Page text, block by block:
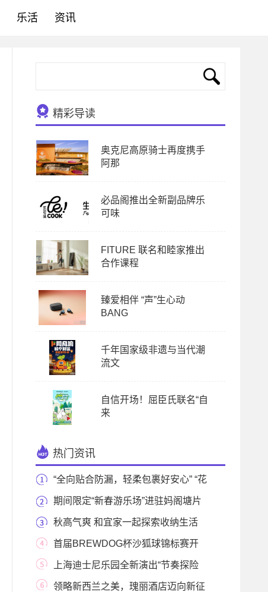
乐活 资讯
精彩导读
奥克尼高原骑士再度携手
阿那
必品阁推出全新副品牌乐
可味
FITURE 联名和睦家推出
合作课程
臻爱相伴 “声”生心动
BANG
千年国家级非遗与当代潮
流文
自信开场！屈臣氏联名“自
来
热门资讯
“全向贴合防漏，轻柔包裹好安心” “花
王乐而期间限定“新春游乐场”进驻妈阁塘片
区 秋高气爽 和宜家一起探索收纳生活
在家中给自己
首届BREWDOG杯沙狐球锦标赛开
赛！ 上海迪士尼乐园全新演出“节奏探险
之旅”精彩
领略新西兰之美，瑰丽酒店迈向新征